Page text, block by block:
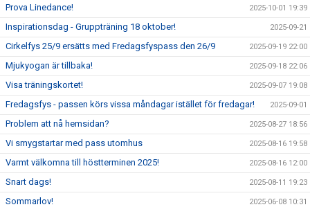
Prova Linedance! 2025-10-01 19:39
Inspirationsdag - Gruppträning 18 oktober! 2025-09-21
Cirkelfys 25/9 ersätts med Fredagsfyspass den 26/9 2025-09-19 22:00
Mjukyogan är tillbaka! 2025-09-18 22:06
Visa träningskortet! 2025-09-07 19:08
Fredagsfys - passen körs vissa måndagar istället för fredagar! 2025-09-01
Problem att nå hemsidan? 2025-08-27 18:56
Vi smygstartar med pass utomhus 2025-08-16 19:58
Varmt välkomna till höstterminen 2025! 2025-08-16 12:00
Snart dags! 2025-08-11 19:23
Sommarlov! 2025-06-08 10:31